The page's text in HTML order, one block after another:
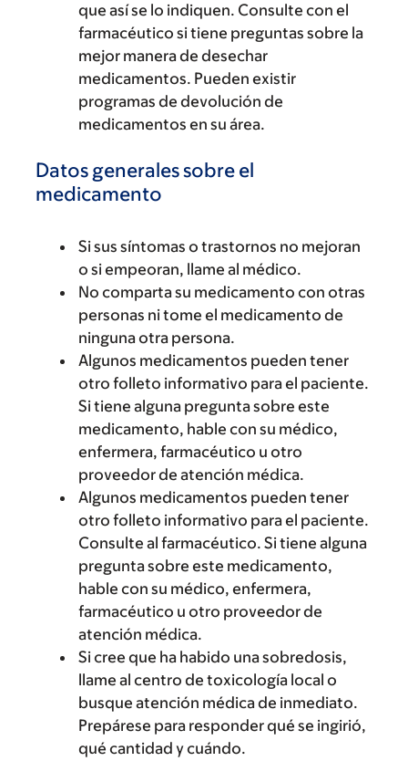
que así se lo indiquen. Consulte con el
farmacéutico si tiene preguntas sobre la
mejor manera de desechar
medicamentos. Pueden existir
programas de devolución de
medicamentos en su área.
Datos generales sobre el
medicamento
Si sus síntomas o trastornos no mejoran
o si empeoran, llame al médico.
No comparta su medicamento con otras
personas ni tome el medicamento de
ninguna otra persona.
Algunos medicamentos pueden tener
otro folleto informativo para el paciente.
Si tiene alguna pregunta sobre este
medicamento, hable con su médico,
enfermera, farmacéutico u otro
proveedor de atención médica.
Algunos medicamentos pueden tener
otro folleto informativo para el paciente.
Consulte al farmacéutico. Si tiene alguna
pregunta sobre este medicamento,
hable con su médico, enfermera,
farmacéutico u otro proveedor de
atención médica.
Si cree que ha habido una sobredosis,
llame al centro de toxicología local o
busque atención médica de inmediato.
Prepárese para responder qué se ingirió,
qué cantidad y cuándo.